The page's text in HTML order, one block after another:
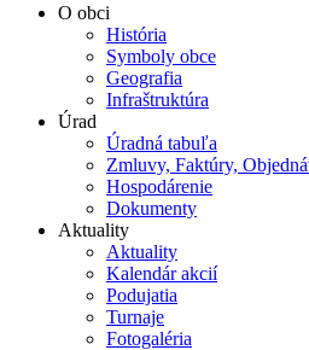
O obci
História
Symboly obce
Geografia
Infraštruktúra
Úrad
Úradná tabuľa
Zmluvy, Faktúry,
Hospodárenie
Dokumenty
Aktuality
Aktuality
Kalendár akcií
Podujatia
Turnaje
Fotogaléria